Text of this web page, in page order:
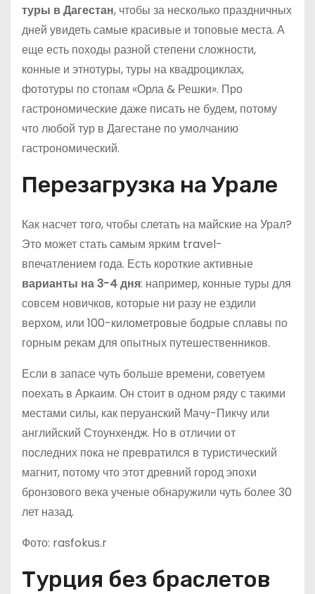
туры в Дагестан, чтобы за несколько праздничных
дней увидеть самые красивые и топовые места. А
еще есть походы разной степени сложности,
конные и этнотуры, туры на квадроциклах,
фототуры по стопам «Орла & Решки». Про
гастрономические даже писать не будем, потому
что любой тур в Дагестане по умолчанию
гастрономический.
Перезагрузка на Урале
Как насчет того, чтобы слетать на майские на Урал?
Это может стать самым ярким travel-
впечатлением года. Есть короткие активные
варианты на 3-4 дня: например, конные туры для
совсем новичков, которые ни разу не ездили
верхом, или 100-километровые бодрые сплавы по
горным рекам для опытных путешественников.
Если в запасе чуть больше времени, советуем
поехать в Аркаим. Он стоит в одном ряду с такими
местами силы, как перуанский Мачу-Пикчу или
английский Стоунхендж. Но в отличии от
последних пока не превратился в туристический
магнит, потому что этот древний город эпохи
бронзового века ученые обнаружили чуть более 30
лет назад.
Фото: rasfokus.r
Турция без браслетов